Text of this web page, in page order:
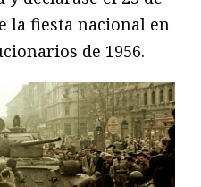
la fiesta nacional en
de 1956.